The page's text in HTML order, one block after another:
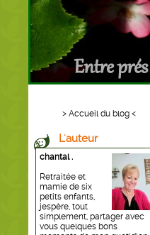
> Accueil du blog <
L'auteur
chantal .
Retraitée et
mamie de six
petits enfants,
jespère, tout
simplement, partager avec
vous quelques bons